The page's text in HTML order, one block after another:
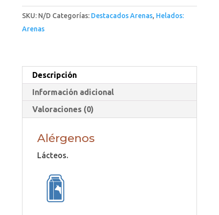
cantidad
SKU: N/D Categorías: Destacados Arenas, Helados:
Arenas
Descripción
Información adicional
Valoraciones (0)
Alérgenos
Lácteos.